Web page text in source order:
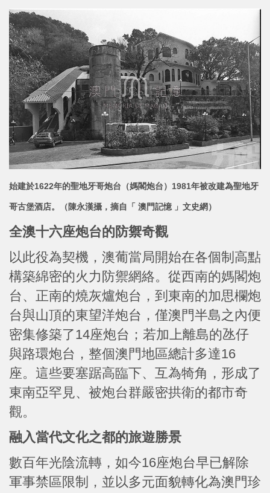
始建於1622年的聖地牙哥炮台（媽閣炮台）1981年被改建為聖地牙
哥古堡酒店。（陳永漢攝，摘自「 澳門記憶 」文史網）
全澳十六座炮台的防禦奇觀
以此役為契機，澳葡當局開始在各個制高點
構築綿密的火力防禦網絡。從西南的媽閣炮
台、正南的燒灰爐炮台，到東南的加思欄炮
台與山頂的東望洋炮台，僅澳門半島之內便
密集修築了14座炮台；若加上離島的氹仔
與路環炮台，整個澳門地區總計多達16
座。這些要塞踞高臨下、互為犄角，形成了
東南亞罕見、被炮台群嚴密拱衛的都市奇
觀。
融入當代文化之都的旅遊勝景
數百年光陰流轉，如今16座炮台早已解除
軍事禁區限制，並以多元面貌轉化為澳門珍